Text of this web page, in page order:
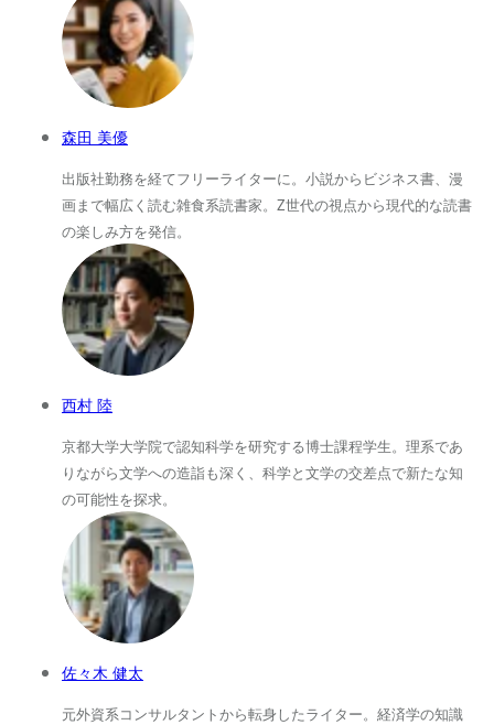
森田 美優
出版社勤務を経てフリーライターに。小説からビジネス書、漫
画まで幅広く読む雑食系読書家。Z世代の視点から現代的な読書
の楽しみ方を発信。
西村 陸
京都大学大学院で認知科学を研究する博士課程学生。理系であ
りながら文学への造詣も深く、科学と文学の交差点で新たな知
の可能性を探求。
佐々木 健太
元外資系コンサルタントから転身したライター。経済学の知識